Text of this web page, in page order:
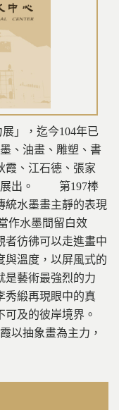
」，迄今104年已
、油畫、雕塑、書
霞、江石德、張家
展出。 第197棒
統水墨畫主靜的表現
作水墨間留白效
者彷彿可以走進畫中
與溫度，以屏風式的
是藝術最強烈的力
秀緞再現眼中的真
可及的彼岸境界。
以抽象畫為主力，